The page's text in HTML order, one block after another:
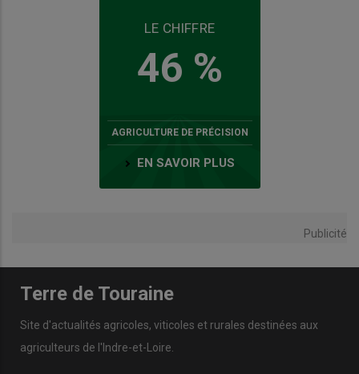
LE CHIFFRE
46 %
AGRICULTURE DE PRÉCISION
EN SAVOIR PLUS
Publicité
Terre de Touraine
Site d'actualités agricoles, viticoles et rurales destinées aux
agriculteurs de l'Indre-et-Loire.